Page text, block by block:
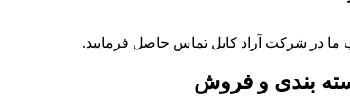
ما در شرکت آراد کابل تماس حاصل فرمایید.